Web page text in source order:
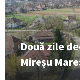
Două zile
Mireșu